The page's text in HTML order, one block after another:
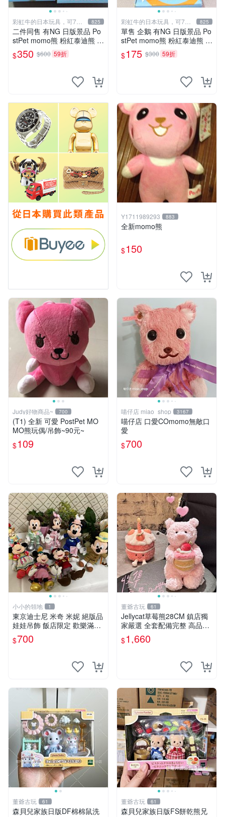
彩虹牛的日本玩具，可7取
付
825
二件同售 有NG 日版景品 Po
stPet momo熊 粉紅泰迪熊 妹
妹 comomo 企鵝 娃娃 布偶
手指頭 娃娃
$350 $600 59折
彩虹牛的日本玩具，可7取
付
825
單售 企鵝 有NG 日版景品 Po
stPet momo熊 粉紅泰迪熊 娃
娃 布偶 手指頭 娃娃
$175 $300 59折
Y1711989293 883
全新momo熊
$150
Judy好物商品~ 700
(T1) 全新 可愛 PostPet MO
MO熊玩偶/吊飾~90元~
$109
喵仔店 miao_shop 3167
喵仔店 口愛COmomo無敵口
愛
$700
小小的領地 1
東京迪士尼 米奇 米妮 絕版品
娃娃吊飾 飯店限定 歡樂滿人
間 復活節
$700
董爺古玩 61
Jellycat草莓熊28CM 鎮店獨
家嚴選 全套配備完整 高品質
收藏好物 紋章 玩具熊 定制熊
$1,660
董爺古玩 61
森貝兒家族日版DF棉棉鼠洗
董爺古玩 61
森貝兒家族日版FS餅乾熊兄